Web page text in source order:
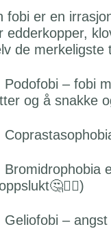
fobi er en
edderkopper,
de merkeligste
Podofobi – fobi
og å snakke
Bromidrophobia
Geliofobi –